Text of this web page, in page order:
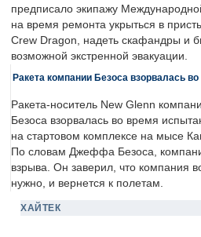
предписало экипажу
на время ремонта укрыться в
Crew Dragon, надеть скафандры и
возможной экстренной эвакуации.
Ракета компании Безоса взорвалась
Ракета-носитель New Glenn
Безоса взорвалась во время
на стартовом комплексе на мысе
По словам Джеффа Безоса,
взрыва. Он заверил, что компания
нужно, и вернется к полетам.
ХАЙТЕК